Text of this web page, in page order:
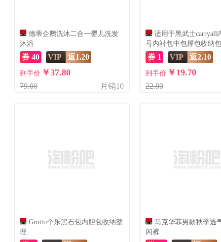
德蒂企鹅洗沐二合一婴儿洗发
沐浴
券 40 VIP 返1.20
到手价 ￥37.80
79.00 月销10
适用于黑武士carryall
号内衬包中包撑包收纳
绒
券 1 VIP 返2.10
到手价 ￥19.70
22.80
Grotto个乐黑石包内胆包收纳整
理
马克华菲男款秋季透
闲裤